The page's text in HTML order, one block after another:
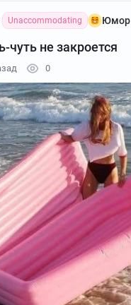
Unaccommodating Юмор
чуть не закроется
0